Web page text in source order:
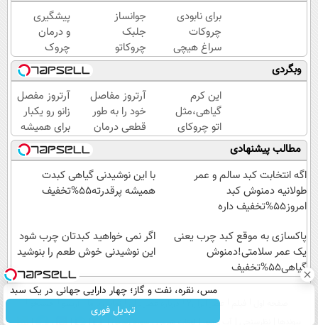
برای نابودی
چروکات
سراغ هیچی
جز جوانساز
جلبک
نرو(تخفیف40%)
جوانساز
جلبک
چروکاتو
مثل اتو
صاف
میکنه
😍
پیشگیری
و درمان
چروک
های
پوستی با
این
روش
امن
وبگردی
این کرم
گیاهی،مثل
اتو چروکای
پوستتوصاف
میکنه!50%تخفیف
آرتروز مفاصل
خود را به طور
قطعی درمان
کنید!
◗پرسش‌نامه◖
آرتروز مفصل
زانو رو یکبار
برای همیشه
درمان کن!
◗پرسش‌نامه◖
مطالب پیشنهادی
اگه انتخابت کبد سالم و عمر
طولانیه دمنوش کبد
امروز55%تخفیف داره
با این نوشیدنی گیاهی کبدت
همیشه پرقدرته55%تخفیف
پاکسازی به موقع کبد چرب یعنی
یک عمر سلامتی!دمنوش
گیاهی55%تخفیف
اگر نمی خواهید کبدتان چرب شود
این نوشیدنی خوش طعم را بنوشید
مس، نقره، نفت و گاز؛ چهار دارایی جهانی در یک سبد
تبدیل فوری
عصر ایران۲ تماس با ما
آب و هوا اوقات شرعی سواد زندگی